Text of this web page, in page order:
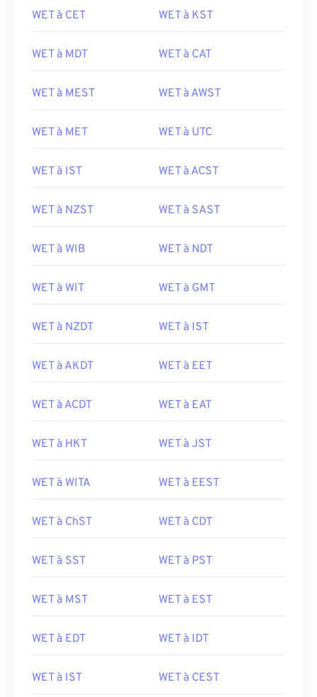
WET à CET WET à KST
WET à MDT WET à CAT
WET à MEST WET à AWST
WET à MET WET à UTC
WET à IST WET à ACST
WET à NZST WET à SAST
WET à WIB WET à NDT
WET à WIT WET à GMT
WET à NZDT WET à IST
WET à AKDT WET à EET
WET à ACDT WET à EAT
WET à HKT WET à JST
WET à WITA WET à EEST
WET à ChST WET à CDT
WET à SST WET à PST
WET à MST WET à EST
WET à EDT WET à IDT
WET à IST WET à CEST